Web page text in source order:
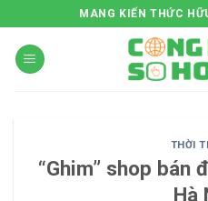
to
content
MANG KIẾN THỨC
THỜI
“Ghim” shop bán
Hà